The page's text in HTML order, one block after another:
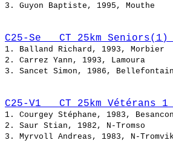
3. Guyon Baptiste,
C25-Se   CT 25km
1. Balland Richard,
2. Carrez Yann,
3. Sancet Simon, 1986,
C25-V1   CT 25km
1. Courgey Stéphane,
2. Saur Stian, 1982,
3. Myrvoll Andreas,